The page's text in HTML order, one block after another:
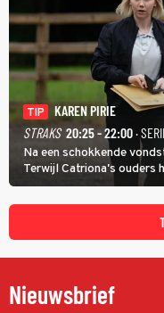
TIP
KAREN PIRIE
STRAKS 20:25 - 22:00·
Na een schokkende
Terwijl Catriona's ouders
speuren naar Adam. In
spoor via Frankrijk en
Nieuwsbrief